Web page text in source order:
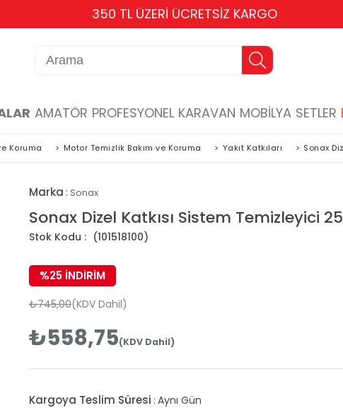
350 TL ÜZERİ ÜCRETSİZ KARGO
AMATÖR PROFESYONEL KARAVAN MOBİLYA SETLER
Koruma > Motor Temizlik Bakım ve Koruma > Yakıt Katkıları > Sonax
Marka : Sonax
Sonax Dizel Katkısı Sistem Temizleyici
(101518100)
%25 İNDIRIM
₺745,00(KDV Dahil)
₺558,75(KDV Dahil)
Kargoya Teslim Süresi : Aynı Gün